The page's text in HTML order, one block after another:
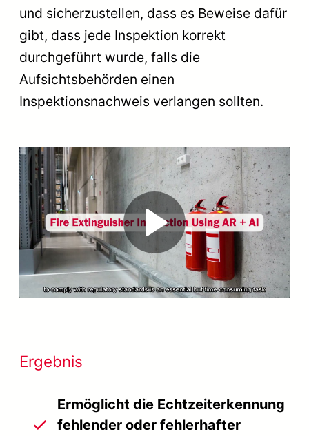
und sicherzustellen, dass es Beweise dafür
gibt, dass jede Inspektion korrekt
durchgeführt wurde, falls die
Aufsichtsbehörden einen
Inspektionsnachweis verlangen sollten.
Play
Video
Ergebnis
Ermöglicht die Echtzeiterkennung
fehlender oder fehlerhafter